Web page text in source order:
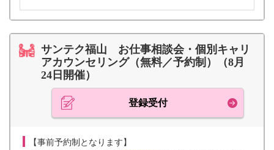
サンテク福山 お仕事相談会・個別キャリ
アカウンセリング（無料／予約制）（8月
24日開催）
登録受付
【事前予約制となります】